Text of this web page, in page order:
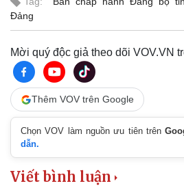
Thế giới thể thao
eSports
Hậu trường
Tư
Đảng
Mời quý độc giả theo dõi VOV.VN
Thêm VOV trên Google
Chọn VOV làm nguồn ưu tiên trên
dẫn.
Viết bình luận